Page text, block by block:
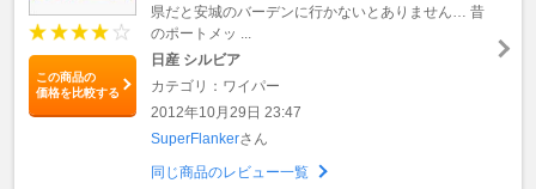
この商品の
価格を比較する
県だと安城のバーデンに行かないとありません… 昔
のポートメッ ...
日産 シルビア
カテゴリ：ワイパー
2012年10月29日 23:47
SuperFlankerさん
同じ商品のレビュー一覧